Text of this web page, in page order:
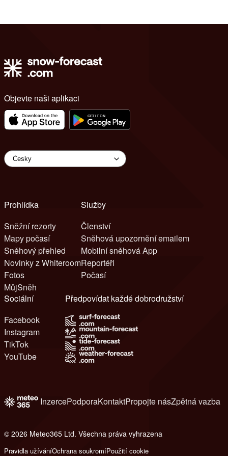
Objevte naši aplikaci
Prohlídka
Sněžní rezorty
Mapy počasí
Sněhový přehled
Novinky z Whiteroom
Fotos
MůjSněh
Služby
Členství
Sněhová upozornění emailem
Mobilní sněhová App
Reportéři
Počasí
Sociální
Facebook
Instagram
TikTok
YouTube
Předpovídat každé dobrodružství
InzercePodporaKontaktPropojte násZpětná vazba
© 2026 Meteo365 Ltd. Všechna práva vyhrazena
Pravidla užíváníOchrana soukromíPoužití cookie